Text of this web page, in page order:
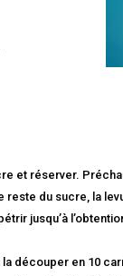
et réserver.
reste du sucre, la
jusqu’à
découper en 10